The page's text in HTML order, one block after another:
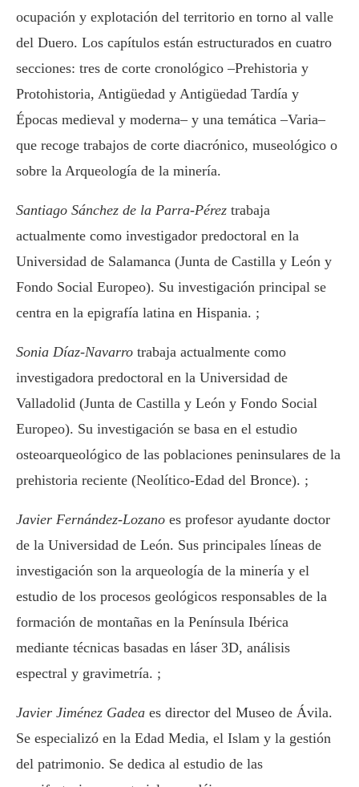
ocupación y explotación del territorio en torno al valle
del Duero. Los capítulos están estructurados en cuatro
secciones: tres de corte cronológico –Prehistoria y
Protohistoria, Antigüedad y Antigüedad Tardía y
Épocas medieval y moderna– y una temática –Varia–
que recoge trabajos de corte diacrónico, museológico o
sobre la Arqueología de la minería.
Santiago Sánchez de la Parra-Pérez trabaja
actualmente como investigador predoctoral en la
Universidad de Salamanca (Junta de Castilla y León y
Fondo Social Europeo). Su investigación principal se
centra en la epigrafía latina en Hispania. ;
Sonia Díaz-Navarro trabaja actualmente como
investigadora predoctoral en la Universidad de
Valladolid (Junta de Castilla y León y Fondo Social
Europeo). Su investigación se basa en el estudio
osteoarqueológico de las poblaciones peninsulares de la
prehistoria reciente (Neolítico-Edad del Bronce). ;
Javier Fernández-Lozano es profesor ayudante doctor
de la Universidad de León. Sus principales líneas de
investigación son la arqueología de la minería y el
estudio de los procesos geológicos responsables de la
formación de montañas en la Península Ibérica
mediante técnicas basadas en láser 3D, análisis
espectral y gravimetría. ;
Javier Jiménez Gadea es director del Museo de Ávila.
Se especializó en la Edad Media, el Islam y la gestión
del patrimonio. Se dedica al estudio de las